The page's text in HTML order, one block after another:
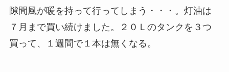
隙間風が暖を持って行ってしまう・・・。灯油は
７月まで買い続けました。２０Ｌのタンクを３つ
買って、１週間で１本は無くなる。